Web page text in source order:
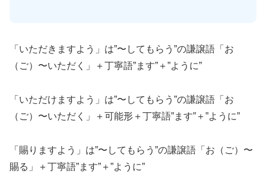
「いただきますよう」は”〜してもらう”の謙譲語「お
（ご）〜いただく」＋丁寧語”ます”＋”ように”
「いただけますよう」は”〜してもらう”の謙譲語「お
（ご）〜いただく」＋可能形＋丁寧語”ます”＋”ように”
「賜りますよう」は”〜してもらう”の謙譲語「お（ご）〜
賜る」＋丁寧語”ます”＋”ように”